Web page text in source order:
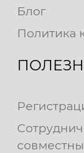
Блог
Политика